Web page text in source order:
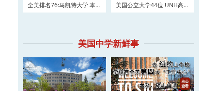
全美排名76:马凯特大学 本科
美国公立大学44位 UNH高三
美国中学新鲜事